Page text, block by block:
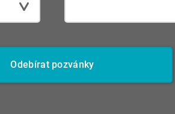
Odebírat pozvánky